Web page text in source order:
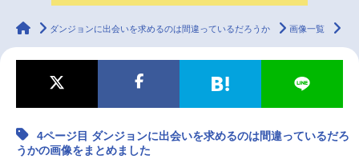
ラジオ
マンガ・ラノベ ゲーム・アプリ 音楽 コスプレ
2.5次元 配信・Vtuber トレンド 無料マンガ
animateTimes
ダンジョンに出会いを求めるのは間違っているだろうか 画像一覧
4ページ目 ダンジョンに出会いを求めるのは間違っているだろ
うかの画像をまとめました